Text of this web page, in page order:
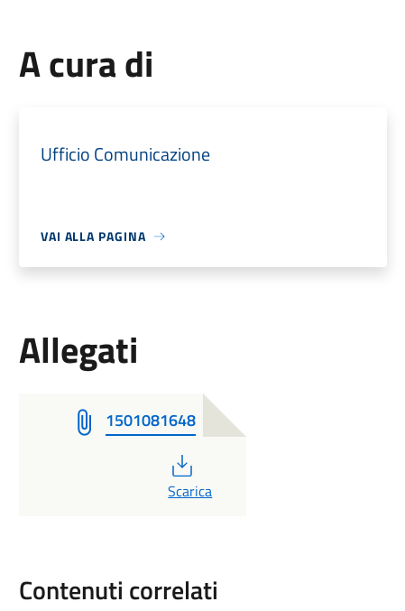
A cura di
Ufficio Comunicazione
VAI ALLA PAGINA
Allegati
1501081648
PDF
Scarica
Contenuti correlati